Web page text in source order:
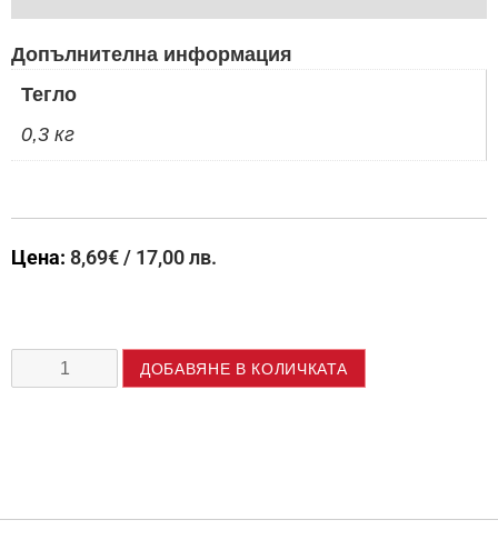
Допълнителна информация
Тегло
0,3 кг
Цена: 8,69€/ 17,00 лв.
ДОБАВЯНЕ В КОЛИЧКАТА